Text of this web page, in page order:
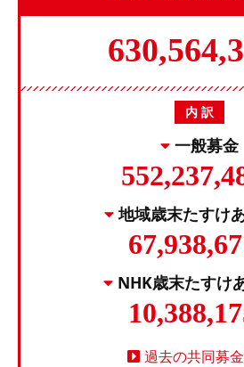
内 訳
一般募金
地域歳末たすけ
NHK歳末たすけ
過去の共同募